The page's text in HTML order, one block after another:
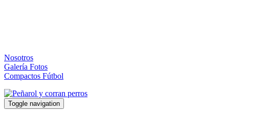
Nosotros
Galería Fotos
Compactos Fútbol
Toggle navigation